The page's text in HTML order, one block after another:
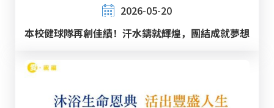
2026-05-20
本校健球隊再創佳績！汗水鑄就輝煌，團結成就夢想